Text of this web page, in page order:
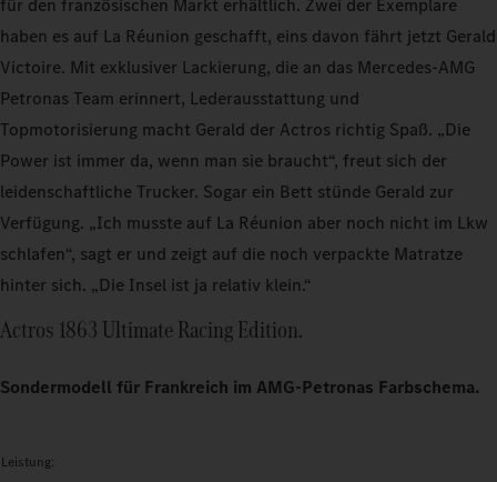
für den französischen Markt erhältlich. Zwei der Exemplare
haben es auf La Réunion geschafft, eins davon fährt jetzt Gerald
Victoire. Mit exklusiver Lackierung, die an das Mercedes‑AMG
Petronas Team erinnert, Lederausstattung und
Topmotorisierung macht Gerald der Actros richtig Spaß. „Die
Power ist immer da, wenn man sie braucht“, freut sich der
leidenschaftliche Trucker. Sogar ein Bett stünde Gerald zur
Verfügung. „Ich musste auf La Réunion aber noch nicht im Lkw
schlafen“, sagt er und zeigt auf die noch verpackte Matratze
hinter sich. „Die Insel ist ja relativ klein.“
Actros 1863 Ultimate Racing Edition.
Sondermodell für Frankreich im AMG-Petronas Farbschema.
Leistung: